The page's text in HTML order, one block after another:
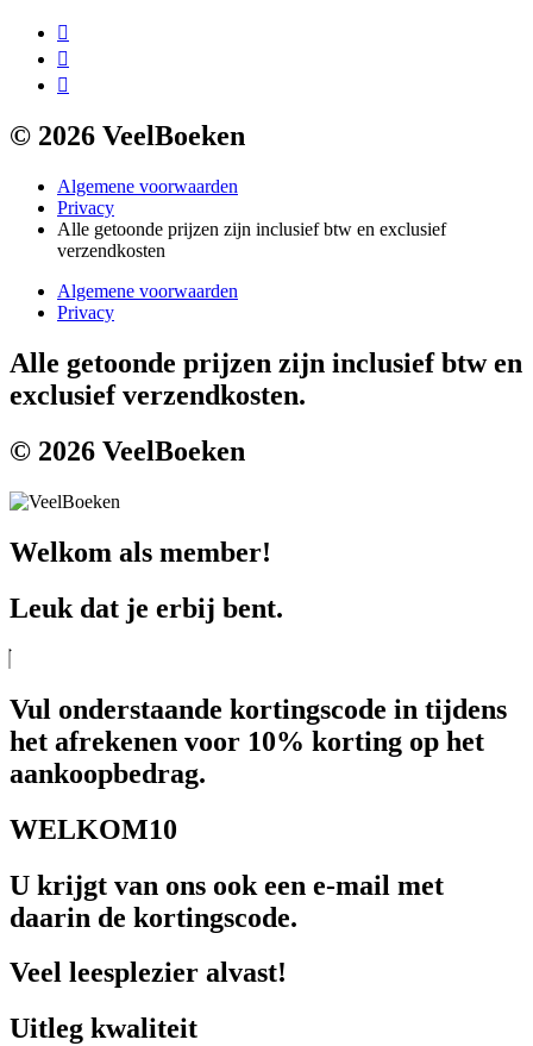
© 2026 VeelBoeken
Algemene voorwaarden
Privacy
Alle getoonde prijzen zijn inclusief btw en exclusief
verzendkosten
Algemene voorwaarden
Privacy
Alle getoonde prijzen zijn inclusief btw en
exclusief verzendkosten.
© 2026 VeelBoeken
Welkom als member!
Leuk dat je erbij bent.
Vul onderstaande kortingscode in tijdens
het afrekenen voor 10% korting op het
aankoopbedrag.
WELKOM10
U krijgt van ons ook een e-mail met
daarin de kortingscode.
Veel leesplezier alvast!
Uitleg kwaliteit